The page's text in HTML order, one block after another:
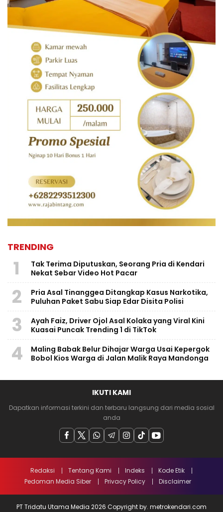
TRENDING
1
Tak Terima Diputuskan, Seorang Pria di Kendari
Nekat Sebar Video Hot Pacar
2
Pria Asal Tinanggea Ditangkap Kasus Narkotika,
Puluhan Paket Sabu Siap Edar Disita Polisi
3
Ayah Faiz, Driver Ojol Asal Kolaka yang Viral Kini
Kuasai Puncak Trending 1 di TikTok
4
Maling Babak Belur Dihajar Warga Usai Kepergok
Bobol Kios Warga di Jalan Malik Raya Mandonga
IKUTI KAMI
Dapatkan informasi terkini dan terbaru langsung dari media sosial
anda
Redaksi Tentang Kami Indeks
Kode Etik
Pedoman Media Siber
Privacy Policy Disclaimer
PT Tridatu Utama Media 2026 Copyright by. metrokendari.com